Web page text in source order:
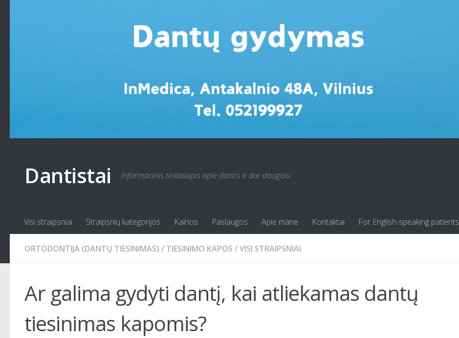
Dantistai Informacinis tinklalapis apie dantis ir dar daugiau
Visi straipsniai Straipsnių kategorijos Kainos Paslaugos Apie mane Kontaktai For English-speaking patients
ORTODONTIJA (DANTŲ TIESINIMAS) / TIESINIMO KAPOS /VISI STRAIPSNIAI
Ar galima gydyti dantį, kai atliekamas dantų
tiesinimas kapomis?